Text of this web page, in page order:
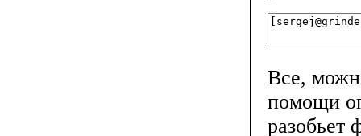
Все,
помощи
разобьет